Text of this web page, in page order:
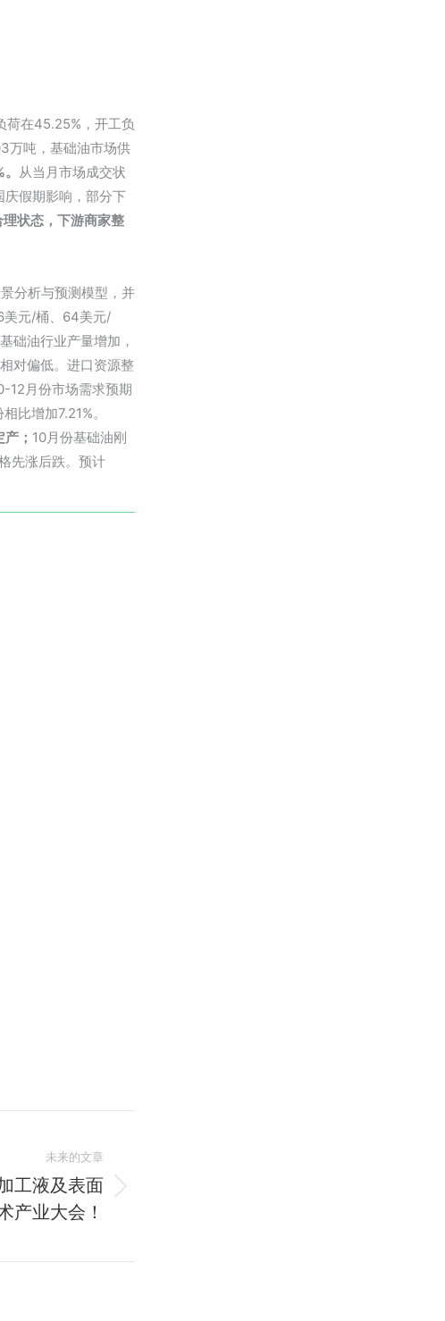
荷在45.25%，开工负
万吨，基础油市场供
从当月市场成交状
假期影响，部分下
状态，下游商家整
分析与预测模型，并
美元/桶、64美元/
础油行业产量增加，
对偏低。进口资源整
12月份市场需求预期
比增加7.21%。
； 10月份基础油刚
先涨后跌。预计
未来的文章
工液及表面
产业大会！